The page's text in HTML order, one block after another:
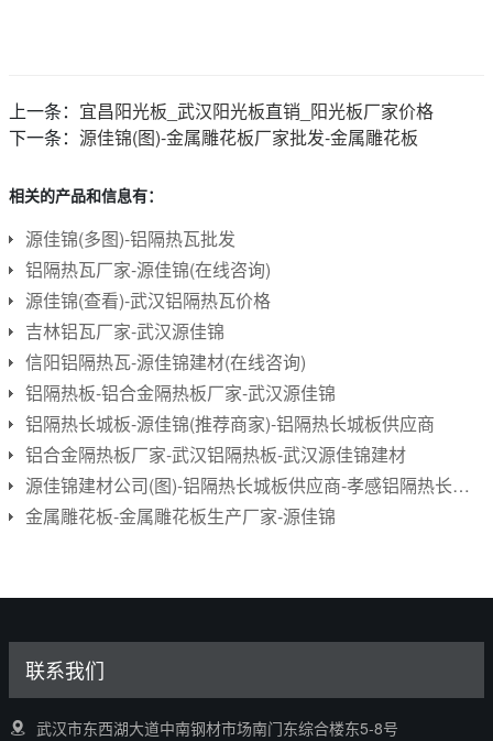
上一条： 宜昌阳光板_武汉阳光板直销_阳光板厂家价格
下一条： 源佳锦(图)-金属雕花板厂家批发-金属雕花板
相关的产品和信息有：
源佳锦(多图)-铝隔热瓦批发
铝隔热瓦厂家-源佳锦(在线咨询)
源佳锦(查看)-武汉铝隔热瓦价格
吉林铝瓦厂家-武汉源佳锦
信阳铝隔热瓦-源佳锦建材(在线咨询)
铝隔热板-铝合金隔热板厂家-武汉源佳锦
铝隔热长城板-源佳锦(推荐商家)-铝隔热长城板供应商
铝合金隔热板厂家-武汉铝隔热板-武汉源佳锦建材
源佳锦建材公司(图)-铝隔热长城板供应商-孝感铝隔热长城板
金属雕花板-金属雕花板生产厂家-源佳锦
联系我们
武汉市东西湖大道中南钢材市场南门东综合楼东5-8号